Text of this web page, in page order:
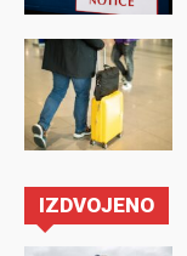
IZDVOJENO